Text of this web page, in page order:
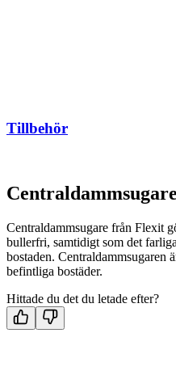
Tillbehör
Centraldammsugare
Centraldammsugare från Flexit
bullerfri, samtidigt som det
bostaden. Centraldammsugaren
befintliga bostäder.
Hittade du det du letade efter?